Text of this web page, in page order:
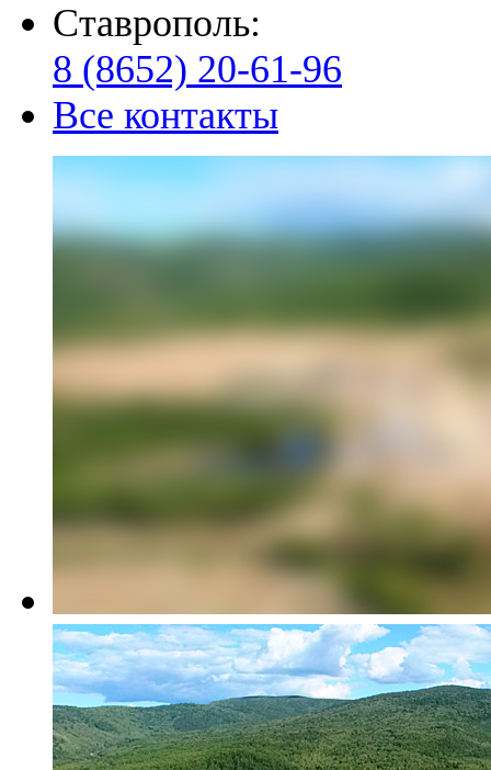
Ставрополь:
8 (8652) 20-61-96
Все контакты